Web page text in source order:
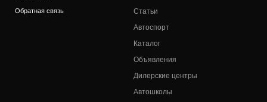
Обратная связь
Статьи
Автоспорт
Каталог
Объявления
Дилерские центры
Автошколы